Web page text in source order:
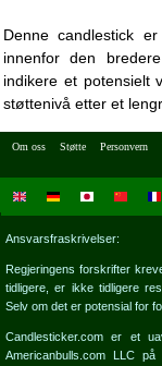
Denne candlestick
innenfor den
indikere et potensielt
støttenivå etter et
Om oss Støtte Personvern
Ansvarsfraskrivelser:
Regjeringens forskrifter
tidligere, er ikke tidligere
Selv om det er potensial for
Candlesticker.com er et
Americanbulls.com LLC